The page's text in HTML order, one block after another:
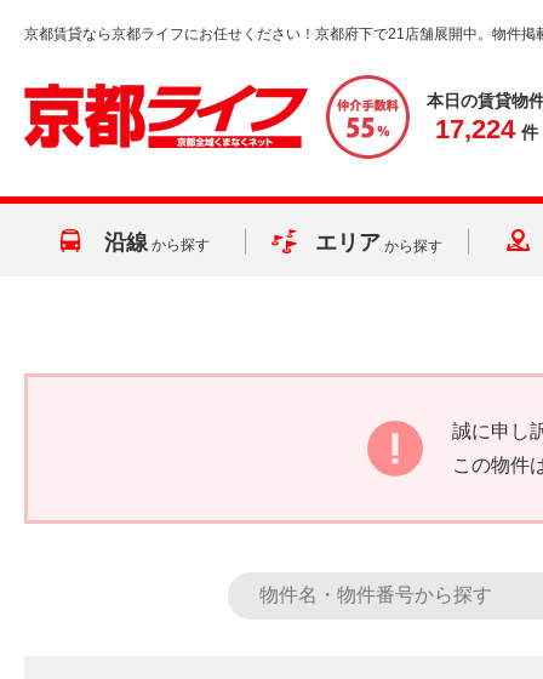
京都賃貸なら京都ライフにお任せください！京都府下で21店舗展開中。物件掲
本日の賃貸物
17,224 件
沿線 から探す エリア から探す
誠に申し
この物件